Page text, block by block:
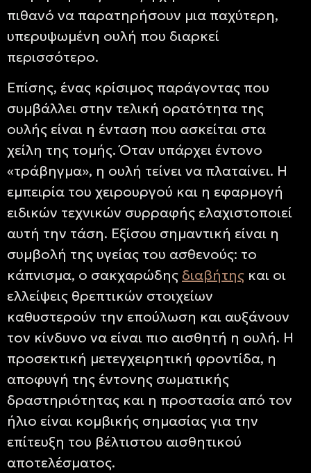
πιθανό να παρατηρήσουν μια παχύτερη,
υπερυψωμένη ουλή που διαρκεί
περισσότερο.
Επίσης, ένας κρίσιμος παράγοντας που
συμβάλλει στην τελική ορατότητα της
ουλής είναι η ένταση που ασκείται στα
χείλη της τομής. Όταν υπάρχει έντονο
«τράβηγμα», η ουλή τείνει να πλαταίνει. Η
εμπειρία του χειρουργού και η εφαρμογή
ειδικών τεχνικών συρραφής ελαχιστοποιεί
αυτή την τάση. Εξίσου σημαντική είναι η
συμβολή της υγείας του ασθενούς: το
κάπνισμα, ο σακχαρώδης διαβήτης και οι
ελλείψεις θρεπτικών στοιχείων
καθυστερούν την επούλωση και αυξάνουν
τον κίνδυνο να είναι πιο αισθητή η ουλή. Η
προσεκτική μετεγχειρητική φροντίδα, η
αποφυγή της έντονης σωματικής
δραστηριότητας και η προστασία από τον
ήλιο είναι κομβικής σημασίας για την
επίτευξη του βέλτιστου αισθητικού
αποτελέσματος.